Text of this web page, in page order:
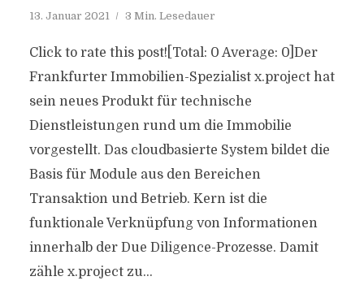
13. Januar 2021 3 Min. Lesedauer
Click to rate this post![Total: 0 Average: 0]Der
Frankfurter Immobilien-Spezialist x.project hat
sein neues Produkt für technische
Dienstleistungen rund um die Immobilie
vorgestellt. Das cloudbasierte System bildet die
Basis für Module aus den Bereichen
Transaktion und Betrieb. Kern ist die
funktionale Verknüpfung von Informationen
innerhalb der Due Diligence-Prozesse. Damit
zähle x.project zu...